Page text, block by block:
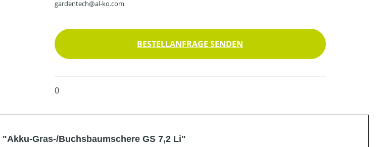
gardentech@al-ko.com
BESTELLANFRAGE SENDEN
0
Gras-/Buchsbaumschere GS 7,2 Li"